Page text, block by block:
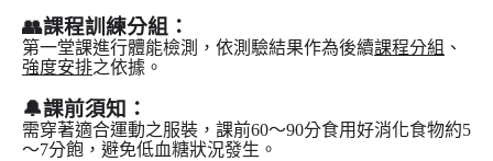
👥課程訓練分組：
第一堂課進行體能檢測，依測驗結果作為後續課程分組 、
強度安排之依據。
🔔課前須知：
需穿著適合運動之服裝，課前60～90分食用好消化食物約5
～7分飽，避免低血糖狀況發生。